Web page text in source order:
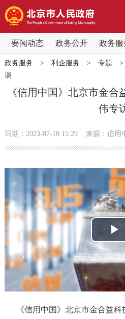
要闻动态 政务公开 政务服
要闻动态
党中央精神 国务院
北京要闻 会议信
机构职
政策兑现 政策解
决策公开 专题公
政务服务
个人服务 法人服
政务服务 > 利企服务 > 专题
谈
《信用中国》北京市金
伟专
日期：2023-07-10 15:29 来源：信用
《信用中国》北京市金合益